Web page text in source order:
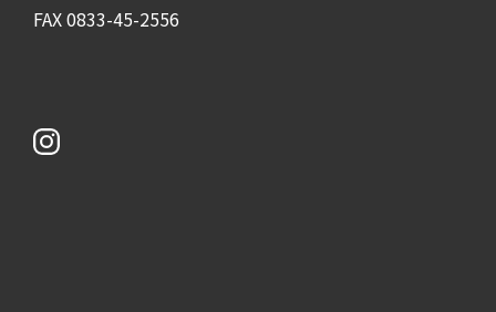
FAX 0833-45-2556